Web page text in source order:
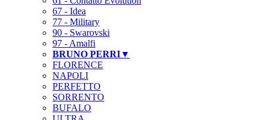
67 - Idea
77 - Military
90 - Swarovski
97 - Amalfi
BRUNO PERRI▼
FLORENCE
NAPOLI
PERFETTO
SORRENTO
BUFALO